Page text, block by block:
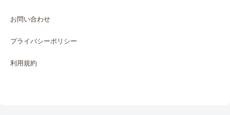
お問い合わせ
プライバシーポリシー
利用規約